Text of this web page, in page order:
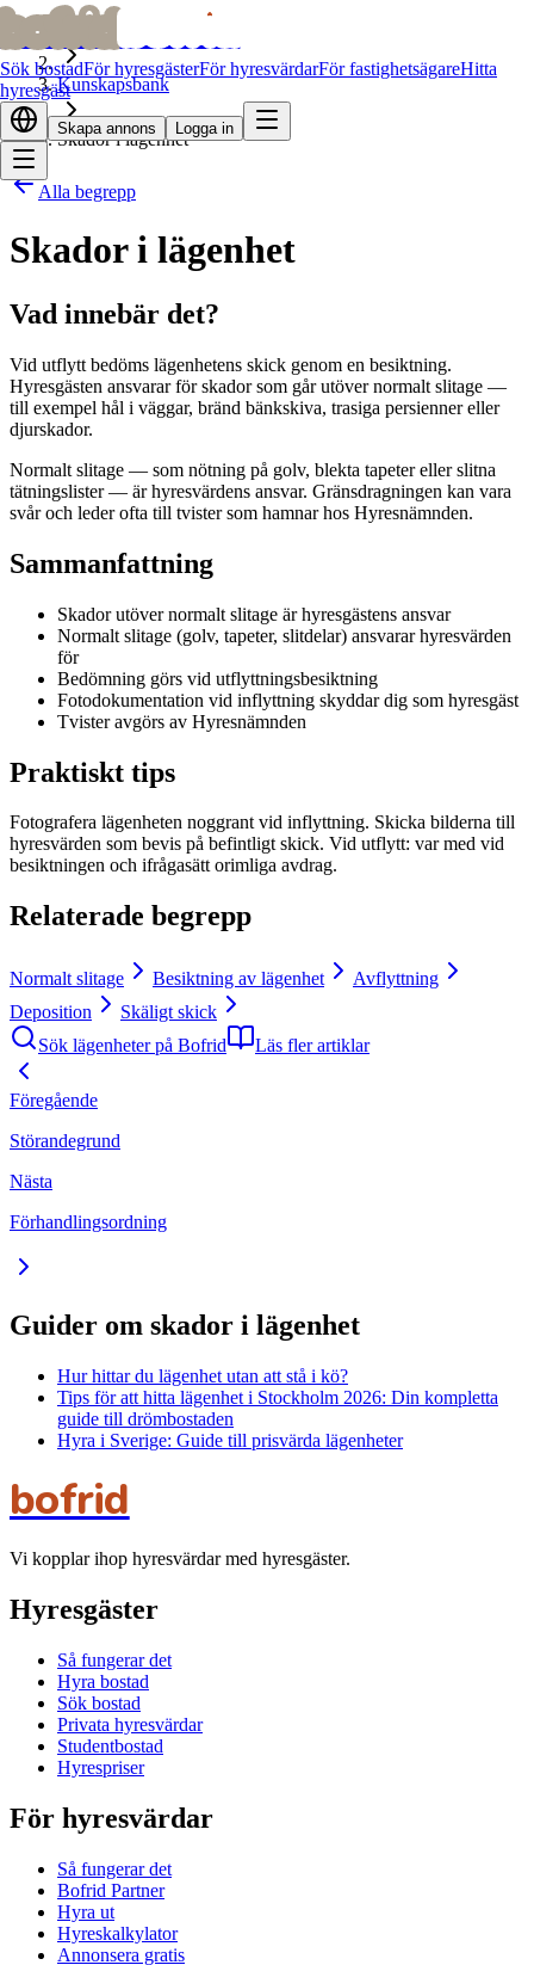
bofridbofrid
Sök bostadFör hyresgästerFör hyresvärdarFör fastighetsägareHitta
hyresgäst
Skapa annons Logga in
Kunskapsbank
Skador i lägenhet
Alla begrepp
Skador i lägenhet
Vad innebär det?
Vid utflytt bedöms lägenhetens skick genom en besiktning.
Hyresgästen ansvarar för skador som går utöver normalt slitage —
till exempel hål i väggar, bränd bänkskiva, trasiga persienner eller
djurskador.
Normalt slitage — som nötning på golv, blekta tapeter eller slitna
tätningslister — är hyresvärdens ansvar. Gränsdragningen kan vara
svår och leder ofta till tvister som hamnar hos Hyresnämnden.
Sammanfattning
Skador utöver normalt slitage är hyresgästens ansvar
Normalt slitage (golv, tapeter, slitdelar) ansvarar hyresvärden
för
Bedömning görs vid utflyttningsbesiktning
Fotodokumentation vid inflyttning skyddar dig som hyresgäst
Tvister avgörs av Hyresnämnden
Praktiskt tips
Fotografera lägenheten noggrant vid inflyttning. Skicka bilderna till
hyresvärden som bevis på befintligt skick. Vid utflytt: var med vid
besiktningen och ifrågasätt orimliga avdrag.
Relaterade begrepp
Normalt slitage Besiktning av lägenhet
Avflyttning
Deposition
Skäligt skick
Sök lägenheter på Bofrid
Läs fler artiklar
Föregående
Störandegrund
Nästa
Förhandlingsordning
Guider om skador i lägenhet
Hur hittar du lägenhet utan att stå i kö?
Tips för att hitta lägenhet i Stockholm 2026: Din kompletta
guide till drömbostaden
Hyra i Sverige: Guide till prisvärda lägenheter
bofrid
Vi kopplar ihop hyresvärdar med hyresgäster.
Hyresgäster
Så fungerar det
Hyra bostad
Sök bostad
Privata hyresvärdar
Studentbostad
Hyrespriser
För hyresvärdar
Så fungerar det
Bofrid Partner
Hyra ut
Hyreskalkylator
Annonsera gratis